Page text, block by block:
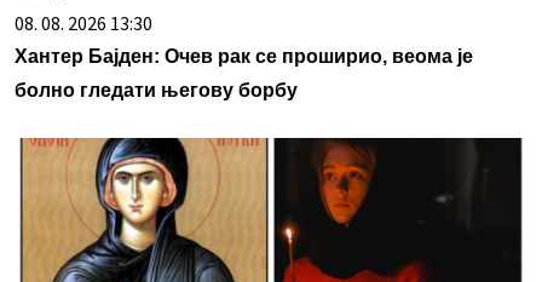
08. 08. 2026 13:30
Хантер Бајден: Очев рак се проширио, веома је
болно гледати његову борбу